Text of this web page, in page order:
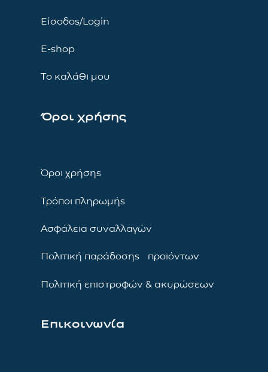
Είσοδος/Login
E-shop
Το καλάθι μου
Όροι χρήσης
Όροι χρήσης
Τρόποι πληρωμής
Ασφάλεια συναλλαγών
Πολιτική παράδοσης προϊόντων
Πολιτική επιστροφών & ακυρώσεων
Επικοινωνία